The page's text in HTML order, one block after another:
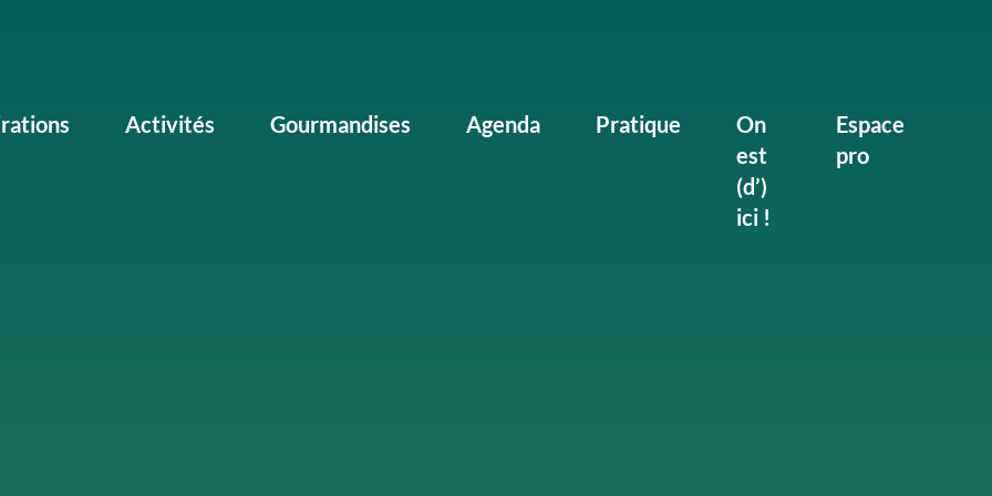
Activités Gourmandises Agenda Pratique
On
est
(d’)
ici !
Espace
pro